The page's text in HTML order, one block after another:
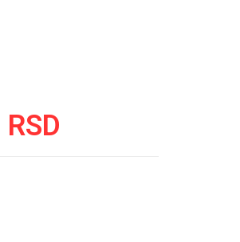
RSD